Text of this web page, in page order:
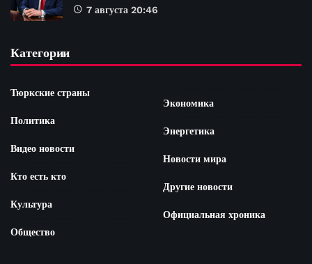
7 августа 20:46
Категории
Тюркские страны
Политика
Видео новости
Кто есть кто
Культура
Общество
Экономика
Энергетика
Новости мира
Другие новости
Официальная хроника